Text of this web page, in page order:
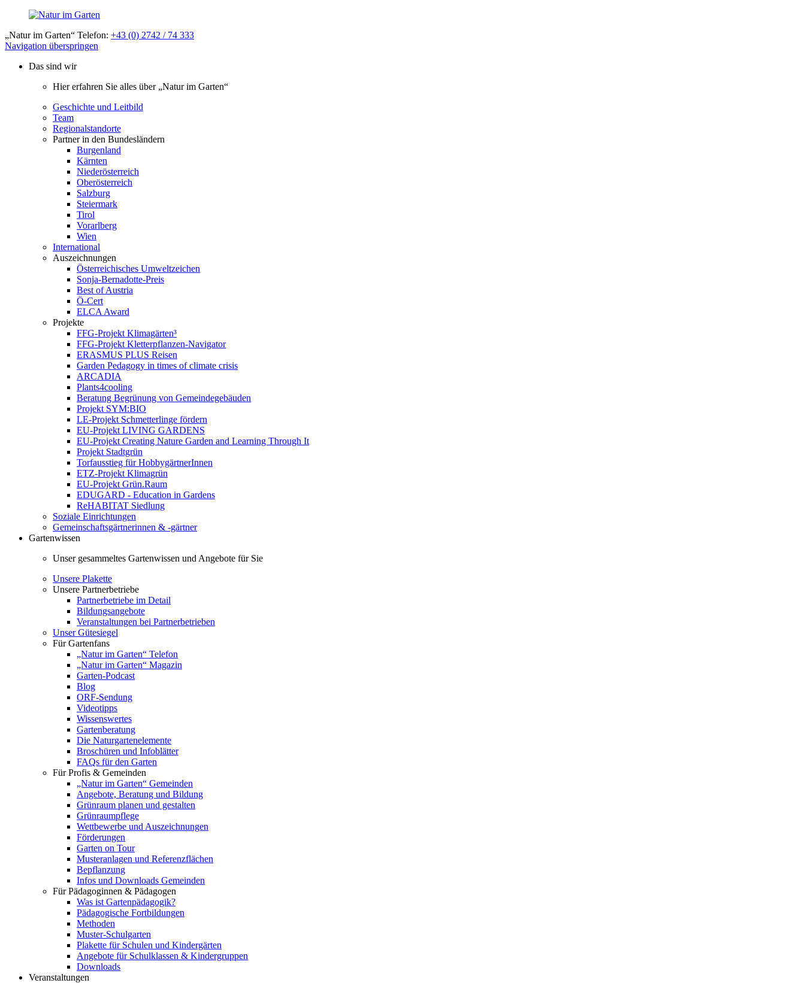
„Natur im Garten“ Telefon: +43 (0) 2742 / 74 333
Navigation überspringen
Das sind wir
Hier erfahren Sie alles über „Natur im Garten“
Geschichte und Leitbild
Team
Regionalstandorte
Partner in den Bundesländern
Burgenland
Kärnten
Niederösterreich
Oberösterreich
Salzburg
Steiermark
Tirol
Vorarlberg
Wien
International
Auszeichnungen
Österreichisches Umweltzeichen
Sonja-Bernadotte-Preis
Best of Austria
Ö-Cert
ELCA Award
Projekte
FFG-Projekt Klimagärten³
FFG-Projekt Kletterpflanzen-Navigator
ERASMUS PLUS Reisen
Garden Pedagogy in times of climate crisis
ARCADIA
Plants4cooling
Beratung Begrünung von Gemeindegebäuden
Projekt SYM:BIO
LE-Projekt Schmetterlinge fördern
EU-Projekt LIVING GARDENS
EU-Projekt Creating Nature Garden and Learning Through It
Projekt Stadtgrün
Torfausstieg für HobbygärtnerInnen
ETZ-Projekt Klimagrün
EU-Projekt Grün.Raum
EDUGARD - Education in Gardens
ReHABITAT Siedlung
Soziale Einrichtungen
Gemeinschaftsgärtnerinnen & -gärtner
Gartenwissen
Unser gesammeltes Gartenwissen und Angebote für Sie
Unsere Plakette
Unsere Partnerbetriebe
Partnerbetriebe im Detail
Bildungsangebote
Veranstaltungen bei Partnerbetrieben
Unser Gütesiegel
Für Gartenfans
„Natur im Garten“ Telefon
„Natur im Garten“ Magazin
Garten-Podcast
Blog
ORF-Sendung
Videotipps
Wissenswertes
Gartenberatung
Die Naturgartenelemente
Broschüren und Infoblätter
FAQs für den Garten
Für Profis & Gemeinden
„Natur im Garten“ Gemeinden
Angebote, Beratung und Bildung
Grünraum planen und gestalten
Grünraumpflege
Wettbewerbe und Auszeichnungen
Förderungen
Garten on Tour
Musteranlagen und Referenzflächen
Bepflanzung
Infos und Downloads Gemeinden
Für Pädagoginnen & Pädagogen
Was ist Gartenpädagogik?
Pädagogische Fortbildungen
Methoden
Muster-Schulgarten
Plakette für Schulen und Kindergärten
Angebote für Schulklassen & Kindergruppen
Downloads
Veranstaltungen